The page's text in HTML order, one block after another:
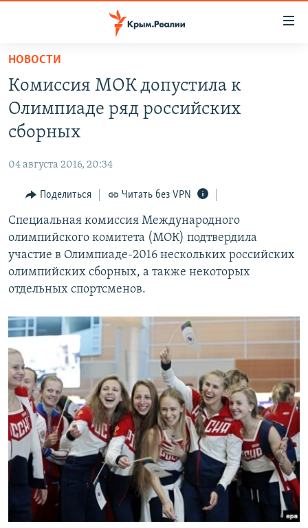
Вернуться
основному
содержанию
Вернутся
главной
навигации
Вернутся
поиску
11 ЛЕТ ОККУПАЦИИ КРЫМА. 11 ИСТОРИЙ СОПРОТИВЛЕНИЯ
ВОДА
ЕЩЕ
ИНТЕРАКТИВ
ИНФОГРАФИКА
СОВЕТЫ ПРАВОЗАЩИТНИКОВ
ПРОПАВШИЕ БЕЗ ВЕСТИ
ПОБЕДИТЕЛЕЙ НЕ СУДЯТ?
КРЫМ.НЕПОКОРЕННЫЙ
ELIFBE
УКРАИНСКАЯ ПРОБЛЕМА КРЫМА
РАДІО СВОБОДА
КАК ОБОЙТИ БЛОКИРОВКУ
Українською
ПРИСОЕДИНЯЙТЕСЬ!
Все сайты RFE/RL
НОВОСТИ
Комиссия МОК допустила к
Олимпиаде ряд российских
сборных
04 августа 2016, 20:34
Поделиться Читать без VPN
Специальная комиссия Международного
олимпийского комитета (МОК) подтвердила
участие в Олимпиаде-2016 нескольких российских
олимпийских сборных, а также некоторых
отдельных спортсменов.